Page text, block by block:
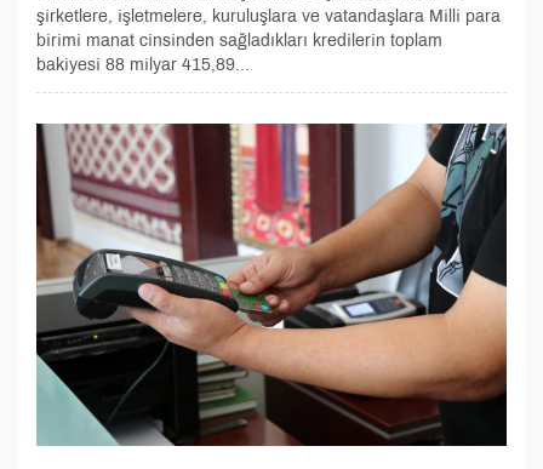
şirketlere, işletmelere, kuruluşlara ve vatandaşlara Milli para
birimi manat cinsinden sağladıkları kredilerin toplam
bakiyesi 88 milyar 415,89...